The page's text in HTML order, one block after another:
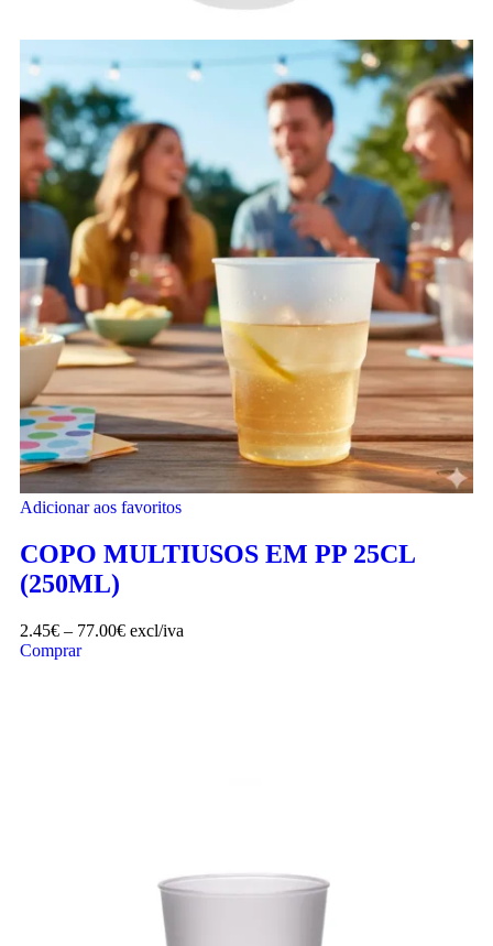
Adicionar aos favoritos
COPO MULTIUSOS EM PP 25CL
(250ML)
2.45€ – 77.00€ excl/iva
Comprar